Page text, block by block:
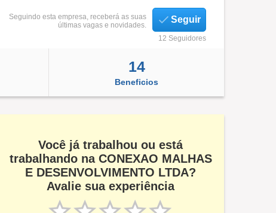
Seguindo esta empresa, receberá as suas
últimas vagas e novidades.
Seguir
12 Seguidores
14
Beneficios
Você já trabalhou ou está
trabalhando na CONEXAO MALHAS
E DESENVOLVIMENTO LTDA?
Avalie sua experiência